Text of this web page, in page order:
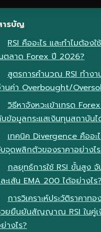
ารบัญ
RSI คืออะไร และทำไมต้อง
ตลาด Forex ปี 2026?
สูตรการคำนวณ RSI ทำงา
นค่า Overbought/
วิธีหาจังหวะเข้าเทรด
ข้อมูลกระแสเงินทุนสถาบันไ
เทคนิค Divergence คืออะไ
จุดพลิกตัวของราคาอย่างไ
กลยุทธ์การใช้ RSI ขั้นสูง
ะเส้น EMA 200 ได้อย่างไร
การวิเคราะห์ประวัติราคาท
ยยืนยันสัญญาณ RSI ในคู่เ
างไร?